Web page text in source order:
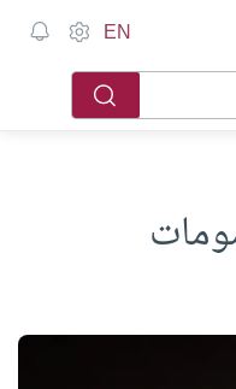
EN